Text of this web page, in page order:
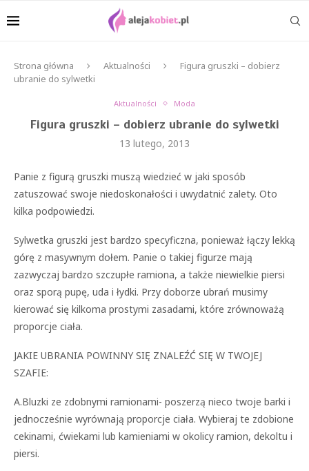
Strona główna Aktualności
Figura gruszki – dobierz
ubranie do sylwetki
Aktualności Moda
Figura gruszki – dobierz ubranie do sylwetki
13 lutego, 2013
Panie z figurą gruszki muszą wiedzieć w jaki sposób
zatuszować swoje niedoskonałości i uwydatnić zalety. Oto
kilka podpowiedzi.
Sylwetka gruszki jest bardzo specyficzna, ponieważ łączy lekką
górę z masywnym dołem. Panie o takiej figurze mają
zazwyczaj bardzo szczupłe ramiona, a także niewielkie piersi
oraz sporą pupę, uda i łydki. Przy doborze ubrań musimy
kierować się kilkoma prostymi zasadami, które zrównoważą
proporcje ciała.
JAKIE UBRANIA POWINNY SIĘ ZNALEŹĆ SIĘ W TWOJEJ
SZAFIE:
A.Bluzki ze zdobnymi ramionami- poszerzą nieco twoje barki i
jednocześnie wyrównają proporcje ciała. Wybieraj te zdobione
cekinami, ćwiekami lub kamieniami w okolicy ramion, dekoltu i
piersi.